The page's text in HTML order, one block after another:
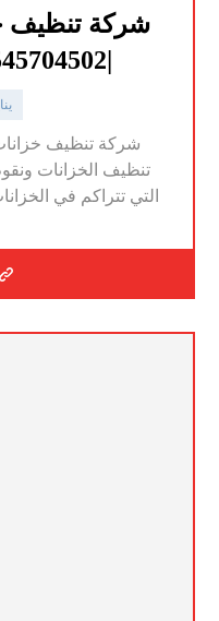
شركة تنظيف
|0545704502| عزل وتعقيم
يناير
شركة تنظيف
تنظيف الخزانات
التي تتراكم في